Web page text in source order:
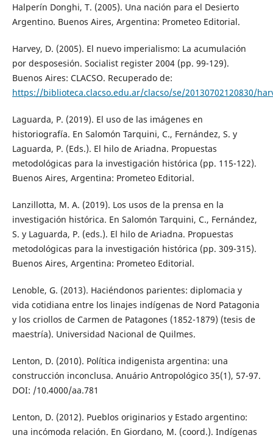
Halperín Donghi, T. (2005). Una nación para el Desierto
Argentino. Buenos Aires, Argentina: Prometeo Editorial.
Harvey, D. (2005). El nuevo imperialismo: La acumulación
por desposesión. Socialist register 2004 (pp. 99-129).
Buenos Aires: CLACSO. Recuperado de:
https://biblioteca.clacso.edu.ar/clacso/se/20130702120830/
Laguarda, P. (2019). El uso de las imágenes en
historiografía. En Salomón Tarquini, C., Fernández, S. y
Laguarda, P. (Eds.). El hilo de Ariadna. Propuestas
metodológicas para la investigación histórica (pp. 115-122).
Buenos Aires, Argentina: Prometeo Editorial.
Lanzillotta, M. A. (2019). Los usos de la prensa en la
investigación histórica. En Salomón Tarquini, C., Fernández,
S. y Laguarda, P. (eds.). El hilo de Ariadna. Propuestas
metodológicas para la investigación histórica (pp. 309-315).
Buenos Aires, Argentina: Prometeo Editorial.
Lenoble, G. (2013). Haciéndonos parientes: diplomacia y
vida cotidiana entre los linajes indígenas de Nord Patagonia
y los criollos de Carmen de Patagones (1852-1879) (tesis de
maestría). Universidad Nacional de Quilmes.
Lenton, D. (2010). Política indigenista argentina: una
construcción inconclusa. Anuário Antropológico 35(1), 57-97.
DOI: /10.4000/aa.781
Lenton, D. (2012). Pueblos originarios y Estado argentino:
una incómoda relación. En Giordano, M. (coord.). Indígenas